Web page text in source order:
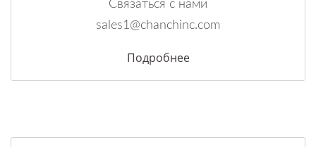
Связаться с нами
sales1@chanchinc.com
Подробнее